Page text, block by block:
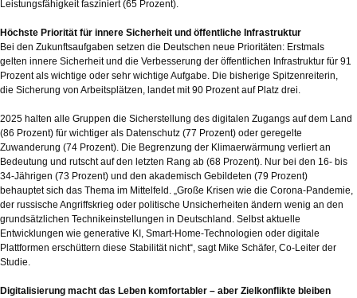
Leistungsfähigkeit fasziniert (65 Prozent).
Höchste Priorität für innere Sicherheit und öffentliche Infrastruktur
Bei den Zukunftsaufgaben setzen die Deutschen neue Prioritäten: Erstmals
gelten innere Sicherheit und die Verbesserung der öffentlichen Infrastruktur für 91
Prozent als wichtige oder sehr wichtige Aufgabe. Die bisherige Spitzenreiterin,
die Sicherung von Arbeitsplätzen, landet mit 90 Prozent auf Platz drei.
2025 halten alle Gruppen die Sicherstellung des digitalen Zugangs auf dem Land
(86 Prozent) für wichtiger als Datenschutz (77 Prozent) oder geregelte
Zuwanderung (74 Prozent). Die Begrenzung der Klimaerwärmung verliert an
Bedeutung und rutscht auf den letzten Rang ab (68 Prozent). Nur bei den 16- bis
34-Jährigen (73 Prozent) und den akademisch Gebildeten (79 Prozent)
behauptet sich das Thema im Mittelfeld. „Große Krisen wie die Corona-Pandemie,
der russische Angriffskrieg oder politische Unsicherheiten ändern wenig an den
grundsätzlichen Technikeinstellungen in Deutschland. Selbst aktuelle
Entwicklungen wie generative KI, Smart-Home-Technologien oder digitale
Plattformen erschüttern diese Stabilität nicht“, sagt Mike Schäfer, Co-Leiter der
Studie.
Digitalisierung macht das Leben komfortabler – aber Zielkonflikte bleiben